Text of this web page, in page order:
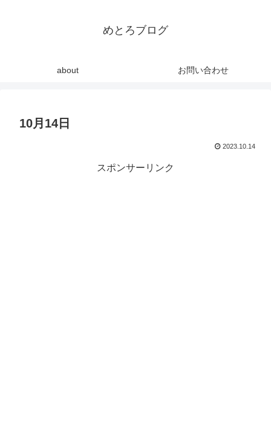
めとろブログ
about お問い合わせ
10月14日
2023.10.14
スポンサーリンク